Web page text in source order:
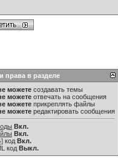
права в разделе
можете создавать темы
можете отвечать на сообщения
можете прикреплять файлы
можете редактировать сообщения
Вкл.
Вкл.
код Вкл.
код Выкл.